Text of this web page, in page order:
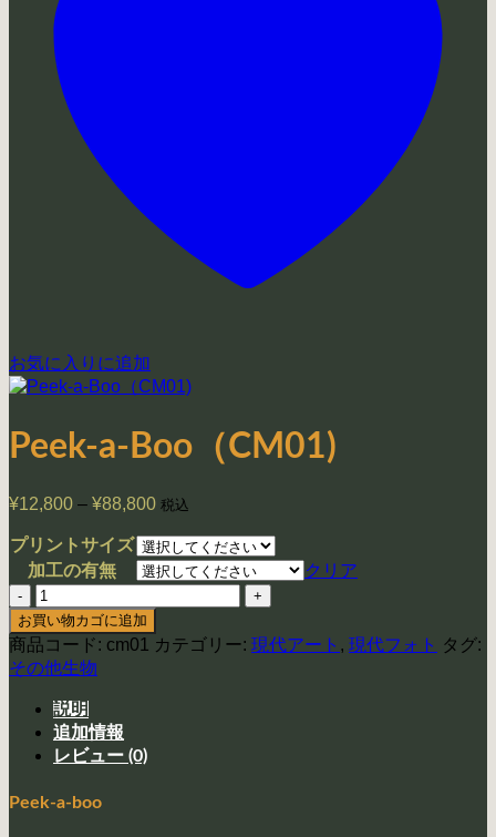
お気に入りに追加
Peek-a-Boo（CM01)
¥12,800 – ¥88,800価
帯:
¥12,800
¥88,800
税込
プリントサイズ
加工の有無
クリア
Peek-
a-
Boo（CM01)
個
お買い物カゴに追加
商品コード: cm01 カテゴリー: 現代アート , 現代フォト タグ:
その他生物
説明
追加情報
レビュー (0)
Peek-a-boo